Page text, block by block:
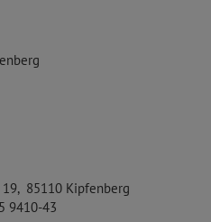
85110 Kipfenberg
9410-43